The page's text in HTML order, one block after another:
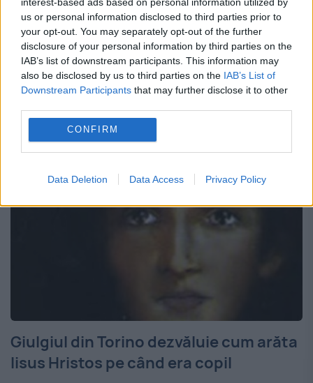
us or personal information disclosed to third parties prior to
your opt-out. You may separately opt-out of the further
disclosure of your personal information by third parties on the
IAB’s list of downstream participants. This information may
also be disclosed by us to third parties on the IAB’s List of
Downstream Participants that may further disclose it to other
CONFIRM
Data Deletion Data Access Privacy Policy
Pe 25 martie, în Vinerea Mare a catolicilor,
în Basilica Saint Denys din Argenteuil a fost
expusă în mod excepțional
publicului„Cămașa lui Hristos”, considerată
una dintre cele trei relicve rămase...
Giulgiul din Torino dezvăluie cum arăta
Iisus Hristos pe când era copil